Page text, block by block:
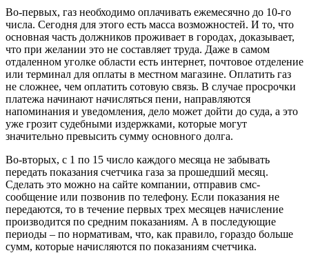
Во-первых, газ необходимо оплачивать ежемесячно до 10-го
числа. Сегодня для этого есть масса возможностей. И то, что
основная часть должников проживает в городах, доказывает,
что при желании это не составляет труда. Даже в самом
отдаленном уголке области есть интернет, почтовое отделение
или терминал для оплаты в местном магазине. Оплатить газ
не сложнее, чем оплатить сотовую связь. В случае просрочки
платежа начинают начисляться пени, направляются
напоминания и уведомления, дело может дойти до суда, а это
уже грозит судебными издержками, которые могут
значительно превысить сумму основного долга.
Во-вторых, с 1 по 15 число каждого месяца не забывать
передать показания счетчика газа за прошедший месяц.
Сделать это можно на сайте компании, отправив смс-
сообщение или позвонив по телефону. Если показания не
передаются, то в течение первых трех месяцев начисление
производится по средним показаниям. А в последующие
периоды – по нормативам, что, как правило, гораздо больше
сумм, которые начисляются по показаниям счетчика.